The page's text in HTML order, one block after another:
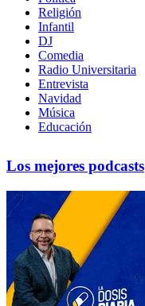
Religión
Infantil
DJ
Comedia
Radio Universitaria
Entrevista
Navidad
Música
Educación
Los mejores podcasts